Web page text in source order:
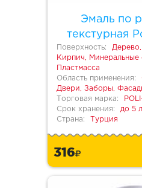
Эмаль по
текстурная
Поверхность:
Кирпич, Минеральные
Пластмасса
Область применения:
Двери, Заборы,
Торговая марка:
Срок хранения:
до 5
Страна:
Турция
316